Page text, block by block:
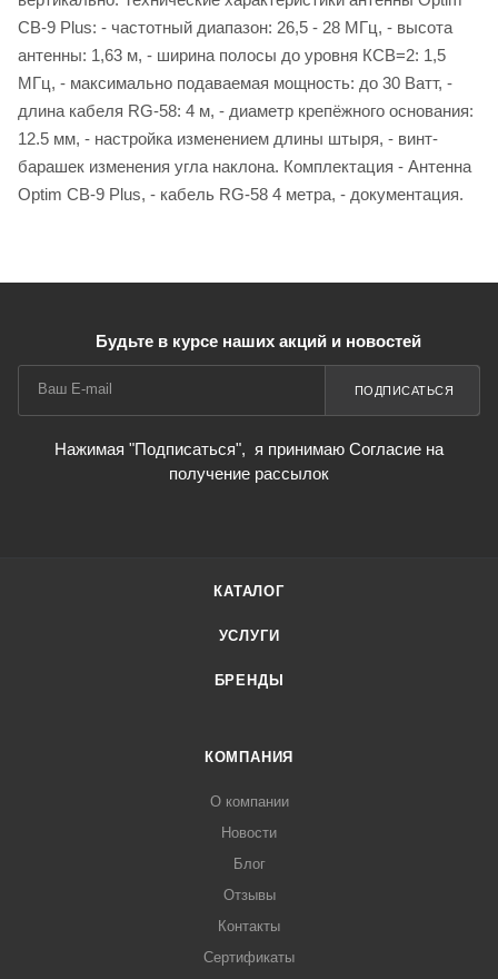
CB-9 Plus: - частотный диапазон: 26,5 - 28 МГц, - высота
антенны: 1,63 м, - ширина полосы до уровня КСВ=2: 1,5
МГц, - максимально подаваемая мощность: до 30 Ватт, -
длина кабеля RG-58: 4 м, - диаметр крепёжного основания:
12.5 мм, - настройка изменением длины штыря, - винт-
барашек изменения угла наклона. Комплектация - Антенна
Optim CB-9 Plus, - кабель RG-58 4 метра, - документация.
Будьте в курсе наших акций и новостей
ПОДПИСАТЬСЯ
Нажимая "Подписаться", я принимаю Согласие на
получение рассылок
КАТАЛОГ
УСЛУГИ
БРЕНДЫ
КОМПАНИЯ
О компании
Новости
Блог
Отзывы
Контакты
Сертификаты